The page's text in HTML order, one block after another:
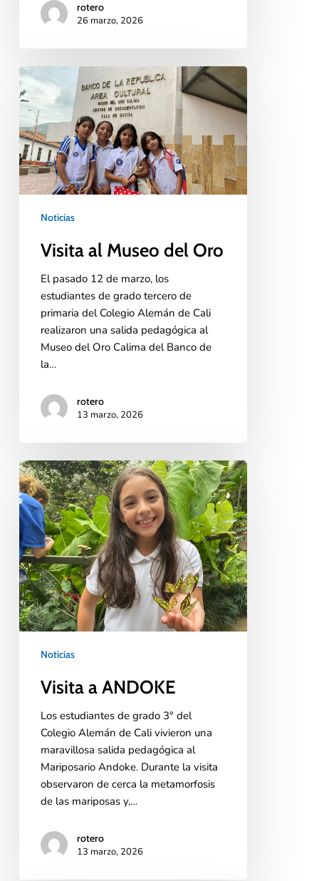
rotero
26 marzo, 2026
Noticias
Visita al Museo del Oro
El pasado 12 de marzo, los
estudiantes de grado tercero de
primaria del Colegio Alemán de Cali
realizaron una salida pedagógica al
Museo del Oro Calima del Banco de
la…
rotero
13 marzo, 2026
Noticias
Visita a ANDOKE
Los estudiantes de grado 3° del
Colegio Alemán de Cali vivieron una
maravillosa salida pedagógica al
Mariposario Andoke. Durante la visita
observaron de cerca la metamorfosis
de las mariposas y,…
rotero
13 marzo, 2026